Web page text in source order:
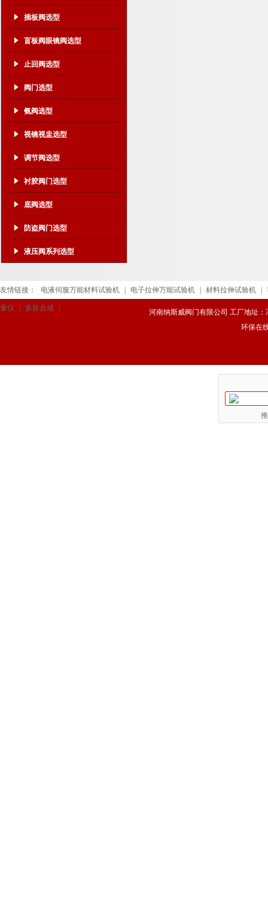
插板阀选型
盲板阀眼镜阀选型
止回阀选型
阀门选型
氨阀选型
视镜视盅选型
调节阀选型
衬胶阀门选型
底阀选型
防盗阀门选型
液压阀系列选型
友情链接： 电液伺服万能材料试验机 电子拉伸万能试验机 材料拉伸试验机
量仪 多肽合成
河南纳斯威阀门有限公司 工厂地址：
环保在